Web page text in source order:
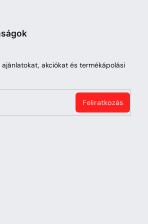
ajánlatokat, akciókat és termékápolási
Feliratkozás